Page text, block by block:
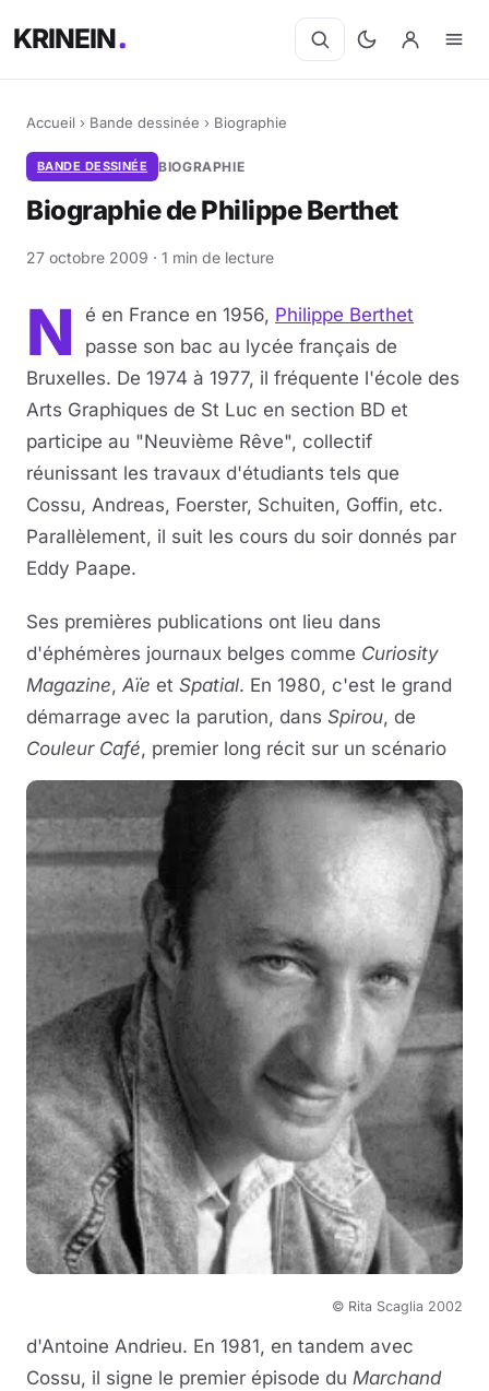
KRINEIN
Accueil › Bande dessinée › Biographie
BANDE DESSINÉE BIOGRAPHIE
Biographie de Philippe Berthet
27 octobre 2009 · 1 min de lecture
N é en France en 1956, Philippe Berthet
passe son bac au lycée français de
Bruxelles. De 1974 à 1977, il fréquente l'école des
Arts Graphiques de St Luc en section BD et
participe au "Neuvième Rêve", collectif
réunissant les travaux d'étudiants tels que
Cossu, Andreas, Foerster, Schuiten, Goffin, etc.
Parallèlement, il suit les cours du soir donnés par
Eddy Paape.
Ses premières publications ont lieu dans
d'éphémères journaux belges comme Curiosity
Magazine, Aïe et Spatial. En 1980, c'est le grand
démarrage avec la parution, dans Spirou, de
Couleur Café, premier long récit sur un scénario
© Rita Scaglia 2002
d'Antoine Andrieu. En 1981, en tandem avec
Cossu, il signe le premier épisode du Marchand